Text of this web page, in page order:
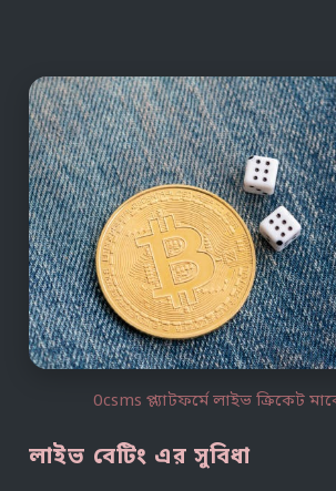
0csms প্ল্যাটফর্মে লাইভ ক্রিকেট
লাইভ বেটিং এর সুবিধা